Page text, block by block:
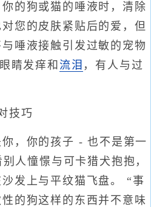
狗或猫的唾液时，清除
您的皮肤紧贴后的爱，但
唾液接触引发过敏的宠物
睛发痒和 流泪 ，有人与过
技巧
，你的孩子 - 也不是第一
人憧憬与可卡猎犬抱抱，
发上与平纹猫飞盘。 “事
的狗这样的东西并不意味